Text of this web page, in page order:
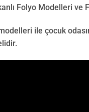
Folyo Modelleri ve
ile çocuk